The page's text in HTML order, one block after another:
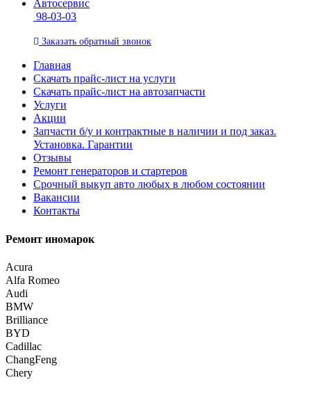
Автосервис
98-03-03
Заказать обратный звонок
Главная
Скачать прайс-лист на услуги
Скачать прайс-лист на автозапчасти
Услуги
Акции
Запчасти б/у и контрактные в наличии и под заказ.
Установка. Гарантии
Отзывы
Ремонт генераторов и стартеров
Cрочный выкуп авто любых в любом состоянии
Вакансии
Контакты
Ремонт иномарок
Acura
Alfa Romeo
Audi
BMW
Brilliance
BYD
Cadillac
ChangFeng
Chery